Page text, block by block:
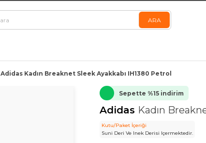
Adidas Kadın Breaknet Sleek Ayakkabı IH1380 Petrol
Sepette %15 indirim
Adidas Kadın
Kutu/Paket İçeriği
Suni Deri Ve Inek Derisi Içermektedir.